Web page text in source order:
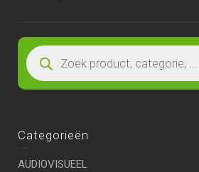
Categorieën
AUDIOVISUEEL